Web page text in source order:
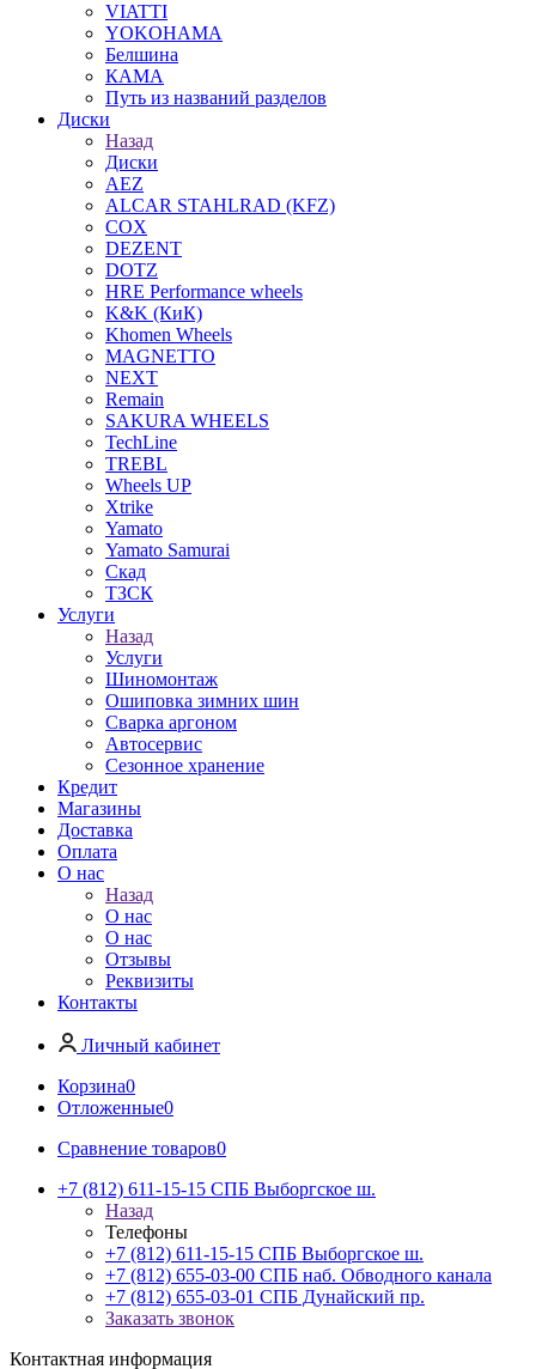
VIATTI
YOKOHAMA
Белшина
КАМА
Путь из названий разделов
Диски
Назад
Диски
AEZ
ALCAR STAHLRAD (KFZ)
COX
DEZENT
DOTZ
HRE Performance wheels
K&K (КиК)
Khomen Wheels
MAGNETTO
NEXT
Remain
SAKURA WHEELS
TechLine
TREBL
Wheels UP
Xtrike
Yamato
Yamato Samurai
Скад
ТЗСК
Услуги
Назад
Услуги
Шиномонтаж
Ошиповка зимних шин
Сварка аргоном
Автосервис
Сезонное хранение
Кредит
Магазины
Доставка
Оплата
О нас
Назад
О нас
О нас
Отзывы
Реквизиты
Контакты
Личный кабинет
Корзина0
Отложенные0
Сравнение товаров0
+7 (812) 611-15-15 СПБ Выборгское ш.
Назад
Телефоны
+7 (812) 611-15-15 СПБ Выборгское ш.
+7 (812) 655-03-00 СПБ наб. Обводного канала
+7 (812) 655-03-01 СПБ Дунайский пр.
Заказать звонок
Контактная информация